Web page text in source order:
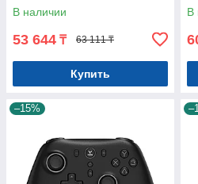
В наличии
53 644 ₸ 63 111 ₸
Купить
В
–15%